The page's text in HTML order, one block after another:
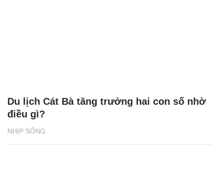
NHỊP SỐNG
Du lịch Cát Bà tăng trưởng hai con số nhờ
điều gì?